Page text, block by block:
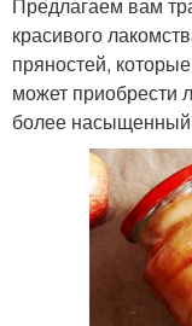
красивого
пряностей,
может приобрести
более насыщенный